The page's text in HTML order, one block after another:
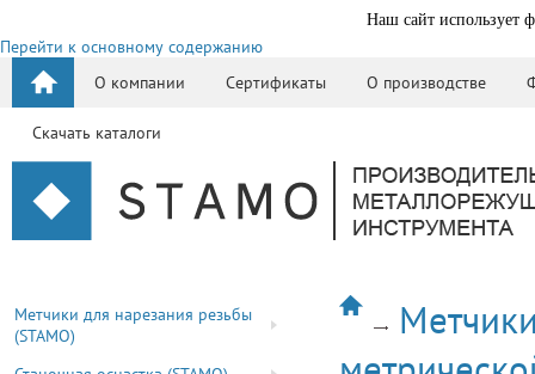
Наш сайт использует
Перейти к основному содержанию
О компании
Сертификаты О производстве
Скачать каталоги
Метчики для нарезания резьбы
(STAMO)